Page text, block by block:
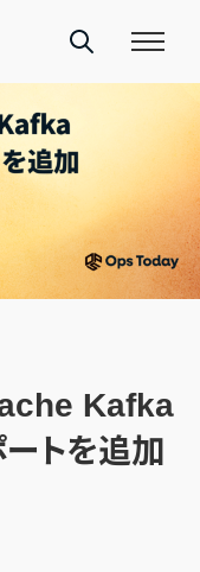
Kafka
トを追加